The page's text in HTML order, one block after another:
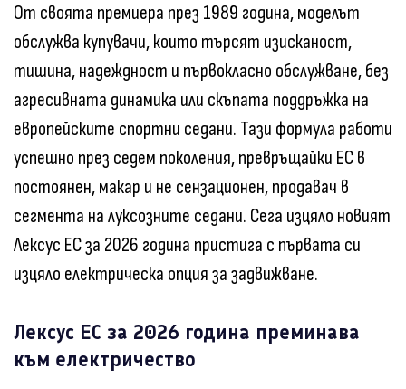
От своята премиера през 1989 година, моделът
обслужва купувачи, които търсят изисканост,
тишина, надеждност и първокласно обслужване, без
агресивната динамика или скъпата поддръжка на
европейските спортни седани. Тази формула работи
успешно през седем поколения, превръщайки ЕС в
постоянен, макар и не сензационен, продавач в
сегмента на луксозните седани. Сега изцяло новият
Лексус ЕС за 2026 година пристига с първата си
изцяло електрическа опция за задвижване.
Лексус ЕС за 2026 година преминава
към електричество